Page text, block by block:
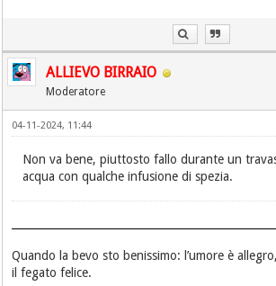
ALLIEVO BIRRAIO
Moderatore
04-11-2024, 11:44
Non va bene, piuttosto fallo durante un
acqua con qualche infusione di spezia.
Quando la bevo sto benissimo: l’umore è
il fegato felice.